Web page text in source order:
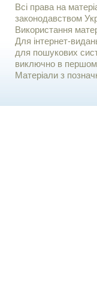
Всі права на
законодавством
Використання
Для iнтернет-
для пошукових
виключно в
Матеріали з